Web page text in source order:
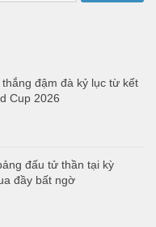
đậm đà kỷ lục từ kết
Cup 2026
đấu tử thần tại kỳ
đầy bất ngờ